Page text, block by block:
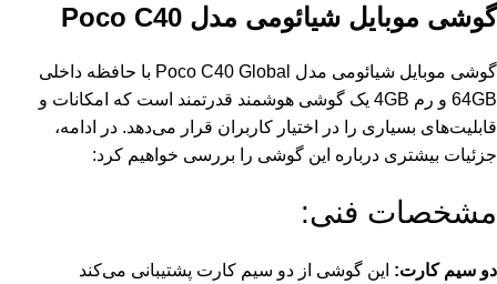
گوشی موبایل شیائومی مدل Poco C40
گوشی موبایل شیائومی مدل Poco C40 Global با حافظه داخلی
64GB و رم 4GB یک گوشی هوشمند قدرتمند است که امکانات و
قابلیت‌های بسیاری را در اختیار کاربران قرار می‌دهد. در ادامه،
جزئیات بیشتری درباره این گوشی را بررسی خواهیم کرد:
مشخصات فنی:
دو سیم کارت: این گوشی از دو سیم کارت پشتیبانی می‌کند